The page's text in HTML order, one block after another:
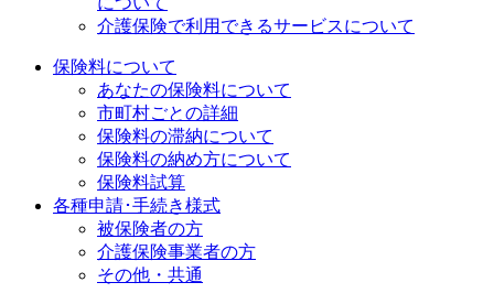
介護保険で利用できるサービスについて
保険料について
あなたの保険料について
市町村ごとの詳細
保険料の滞納について
保険料の納め方について
保険料試算
各種申請･手続き様式
被保険者の方
介護保険事業者の方
その他・共通